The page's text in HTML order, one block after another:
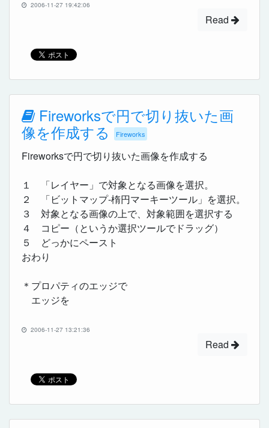
2006-11-27 19:42:06
Read
Fireworksで円で切り抜いた画
像を作成する
Fireworks
Fireworksで円で切り抜いた画像を作成する
１ 「レイヤー」で対象となる画像を選択。
２ 「ビットマップ-楕円マーキーツール」を選択。
３ 対象となる画像の上で、対象範囲を選択する
４ コピー（というか選択ツールでドラッグ）
５ どっかにペースト
おわり
＊プロパティのエッジで
エッジを
2006-11-27 13:21:36
Read